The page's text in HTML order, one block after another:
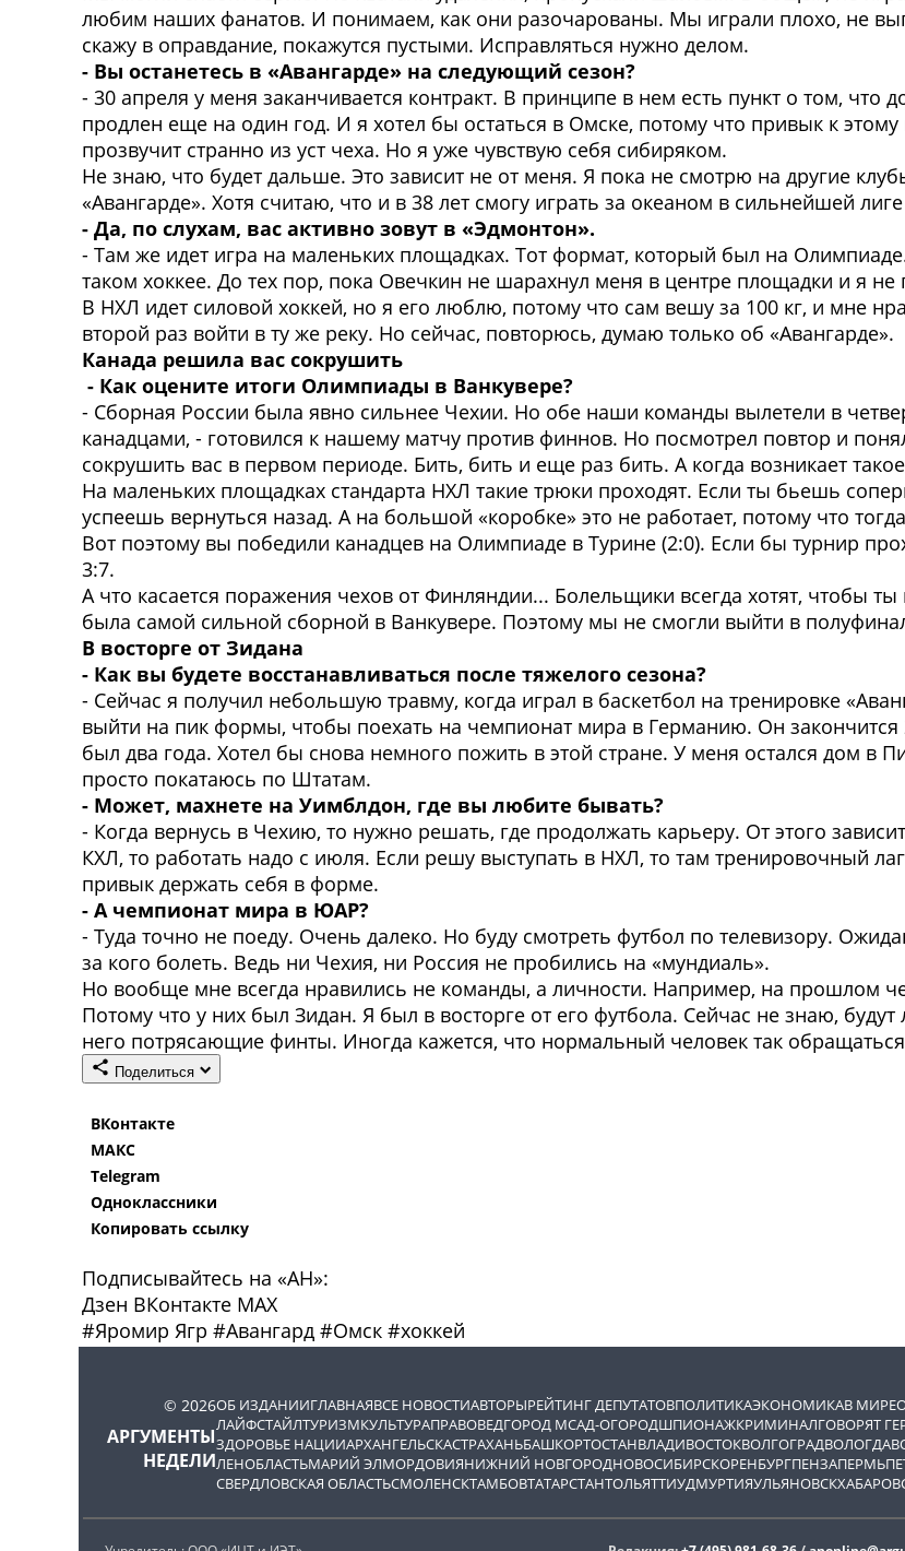
любим наших фанатов. И понимаем, как они разочарованы. Мы играли плохо, не
скажу в оправдание, покажутся пустыми. Исправляться нужно делом.
- Вы останетесь в «Авангарде» на следующий сезон?
- 30 апреля у меня заканчивается контракт. В принципе в нем есть пункт о том,
продлен еще на один год. И я хотел бы остаться в Омске, потому что привык к
прозвучит странно из уст чеха. Но я уже чувствую себя сибиряком.
Не знаю, что будет дальше. Это зависит не от меня. Я пока не смотрю на другие
«Авангарде». Хотя считаю, что и в 38 лет смогу играть за океаном в сильнейшей
- Да, по слухам, вас активно зовут в «Эдмонтон».
- Там же идет игра на маленьких площадках. Тот формат, который был на
таком хоккее. До тех пор, пока Овечкин не шарахнул меня в центре площадки и я не
В НХЛ идет силовой хоккей, но я его люблю, потому что сам вешу за 100 кг, и мне
второй раз войти в ту же реку. Но сейчас, повторюсь, думаю только об «Авангарде».
Канада решила вас сокрушить
- Как оцените итоги Олимпиады в Ванкувере?
- Сборная России была явно сильнее Чехии. Но обе наши команды вылетели в
канадцами, - готовился к нашему матчу против финнов. Но посмотрел повтор и
сокрушить вас в первом периоде. Бить, бить и еще раз бить. А когда возникает
На маленьких площадках стандарта НХЛ такие трюки проходят. Если ты бьешь
успеешь вернуться назад. А на большой «коробке» это не работает, потому что
Вот поэтому вы победили канадцев на Олимпиаде в Турине (2:0). Если бы турнир
3:7.
А что касается поражения чехов от Финляндии... Болельщики всегда хотят, чтобы
была самой сильной сборной в Ванкувере. Поэтому мы не смогли выйти в
В восторге от Зидана
- Как вы будете восстанавливаться после тяжелого сезона?
- Сейчас я получил небольшую травму, когда играл в баскетбол на тренировке
выйти на пик формы, чтобы поехать на чемпионат мира в Германию. Он закончится
был два года. Хотел бы снова немного пожить в этой стране. У меня остался дом
просто покатаюсь по Штатам.
- Может, махнете на Уимблдон, где вы любите бывать?
- Когда вернусь в Чехию, то нужно решать, где продолжать карьеру. От этого
КХЛ, то работать надо с июля. Если решу выступать в НХЛ, то там тренировочный
привык держать себя в форме.
- А чемпионат мира в ЮАР?
- Туда точно не поеду. Очень далеко. Но буду смотреть футбол по телевизору.
за кого болеть. Ведь ни Чехия, ни Россия не пробились на «мундиаль».
Но вообще мне всегда нравились не команды, а личности. Например, на прошлом
Потому что у них был Зидан. Я был в восторге от его футбола. Сейчас не знаю,
него потрясающие финты. Иногда кажется, что нормальный человек так
Поделиться
ВКонтакте
МАКС
Telegram
Одноклассники
Копировать ссылку
Подписывайтесь на «АН»:
Дзен ВКонтакте МАХ
#Яромир Ягр #Авангард #Омск #хоккей
© 2026
АРГУМЕНТЫ
НЕДЕЛИ
ОБ ИЗДАНИИГЛАВНАЯВСЕ НОВОСТИАВТОРЫРЕЙТИНГ ДЕПУТАТОВПОЛИТИКАЭКОНОМИКАВ МИРЕ
ЛАЙФСТАЙЛТУРИЗМКУЛЬТУРАПРАВОВЕДГОРОД МСАД-ОГОРОДШПИОНАЖКРИМИНАЛГОВОРЯТ
ЗДОРОВЬЕ НАЦИИАРХАНГЕЛЬСКАСТРАХАНЬБАШКОРТОСТАНВЛАДИВОСТОКВОЛГОГРАДВОЛОГДА
ЛЕНОБЛАСТЬМАРИЙ ЭЛМОРДОВИЯНИЖНИЙ НОВГОРОДНОВОСИБИРСКОРЕНБУРГПЕНЗАПЕРМЬ
СВЕРДЛОВСКАЯ ОБЛАСТЬСМОЛЕНСКТАМБОВТАТАРСТАНТОЛЬЯТТИУДМУРТИЯУЛЬЯНОВСК